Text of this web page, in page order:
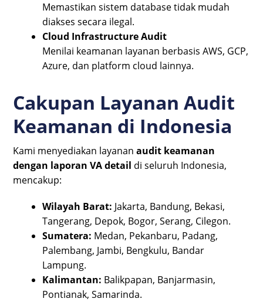
Memastikan sistem database tidak mudah
diakses secara ilegal.
Cloud Infrastructure Audit
Menilai keamanan layanan berbasis AWS, GCP,
Azure, dan platform cloud lainnya.
Cakupan Layanan Audit
Keamanan di Indonesia
Kami menyediakan layananaudit keamanan
dengan laporan VA detail di seluruh Indonesia,
mencakup:
Wilayah Barat: Jakarta, Bandung, Bekasi,
Tangerang, Depok, Bogor, Serang, Cilegon.
Sumatera: Medan, Pekanbaru, Padang,
Palembang, Jambi, Bengkulu, Bandar
Lampung.
Kalimantan: Balikpapan, Banjarmasin,
Pontianak, Samarinda.